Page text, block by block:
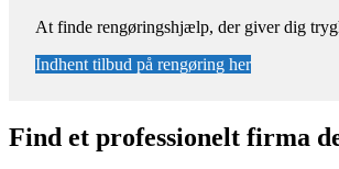
At finde rengøringshjælp, der giver dig
Indhent tilbud på rengøring her
Find et professionelt firma